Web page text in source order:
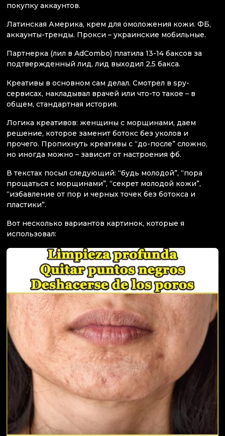
покупку аккаунтов.
Латинская Америка, крем для омоложения кожи. ФБ,
аккаунты-тренды. Прокси – украинские мобильные.
Партнерка (лил в AdCombo) платила 13-14 баксов за
подтвержденный лид, лид выходил 2,5 бакса.
Креативы в основном сам делал. Смотрел в spy-
сервисах, накладывал врачей или что-то такое – в
общем, стандартная история.
Логика креативов: женщины с морщинами, даем
решение, которое заменит ботокс без уколов и
прочего. Пропихнуть креативы с “до-после” сложно,
но иногда можно – зависит от настроения фб.
В текстах посыл следующий: “будь молодой”, “пора
прощаться с морщинами”, “секрет молодой кожи”,
“избавление от пор и черных точек без ботокса и
пластики”.
Вот несколько вариантов картинок, которые я
использовал: